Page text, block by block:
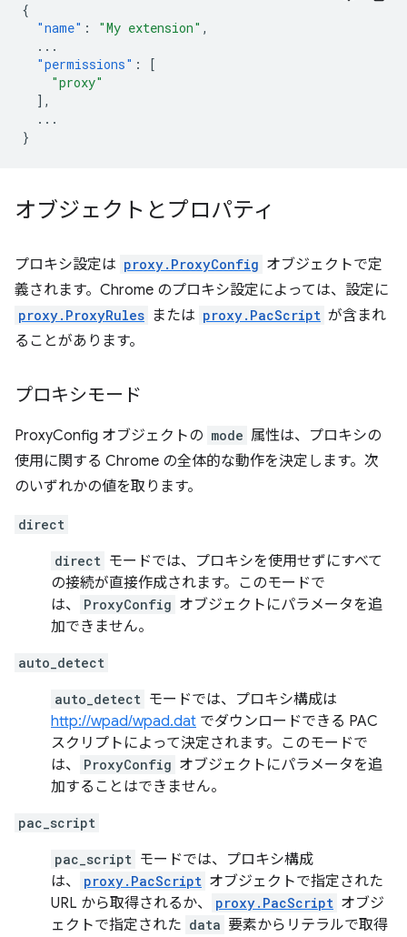
{
"name" : "My extension" ,
...
"permissions" :
[
"proxy"
],
...
}
オブジェクトとプロパティ
プロキシ設定は proxy.ProxyConfig オブジェクトで定
義されます。Chrome のプロキシ設定によっては、設定に
proxy.ProxyRules または proxy.PacScript が含まれ
ることがあります。
プロキシモード
ProxyConfig オブジェクトの mode 属性は、プロキシの
使用に関する Chrome の全体的な動作を決定します。次
のいずれかの値を取ります。
direct
direct モードでは、プロキシを使用せずにすべて
の接続が直接作成されます。このモードで
は、
ProxyConfig オブジェクトにパラメータを追
加できません。
auto_detect
auto_detect モードでは、プロキシ構成は
http://wpad/wpad.dat でダウンロードできる PAC
スクリプトによって決定されます。このモードで
は、
ProxyConfig オブジェクトにパラメータを追
加することはできません。
pac_script
pac_script モードでは、プロキシ構成
は、
proxy.PacScript オブジェクトで指定された
URL から取得されるか、
proxy.PacScript オブジ
ェクトで指定された data 要素からリテラルで取得